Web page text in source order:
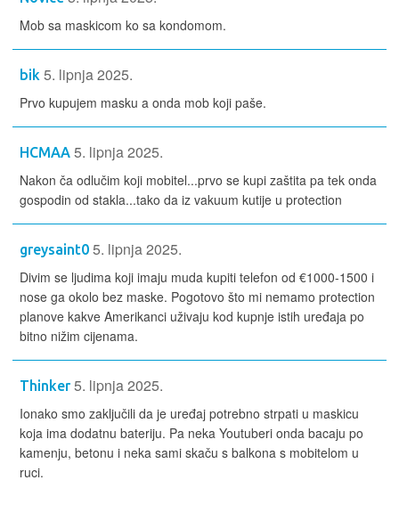
Mob sa maskicom ko sa kondomom.
bik 5. lipnja 2025.
Prvo kupujem masku a onda mob koji paše.
HCMAA 5. lipnja 2025.
Nakon ča odlučim koji mobitel...prvo se kupi zaštita pa tek onda
gospodin od stakla...tako da iz vakuum kutije u protection
greysaint0 5. lipnja 2025.
Divim se ljudima koji imaju muda kupiti telefon od €1000-1500 i
nose ga okolo bez maske. Pogotovo što mi nemamo protection
planove kakve Amerikanci uživaju kod kupnje istih uređaja po
bitno nižim cijenama.
Thinker 5. lipnja 2025.
Ionako smo zaključili da je uređaj potrebno strpati u maskicu
koja ima dodatnu bateriju. Pa neka Youtuberi onda bacaju po
kamenju, betonu i neka sami skaču s balkona s mobitelom u
ruci.